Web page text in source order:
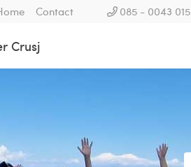
Contact 085 - 0043 015
Crusj